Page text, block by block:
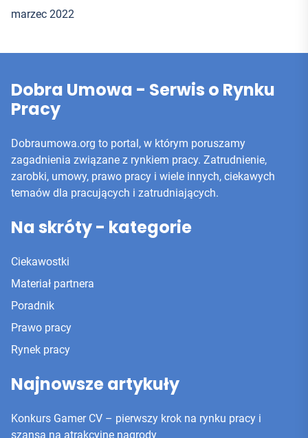
marzec 2022
Dobra Umowa - Serwis o Rynku
Pracy
Dobraumowa.org to portal, w którym poruszamy
zagadnienia związane z rynkiem pracy. Zatrudnienie,
zarobki, umowy, prawo pracy i wiele innych, ciekawych
temaów dla pracujących i zatrudniających.
Na skróty - kategorie
Ciekawostki
Materiał partnera
Poradnik
Prawo pracy
Rynek pracy
Najnowsze artykuły
Konkurs Gamer CV – pierwszy krok na rynku pracy i
szansa na atrakcyjne nagrody